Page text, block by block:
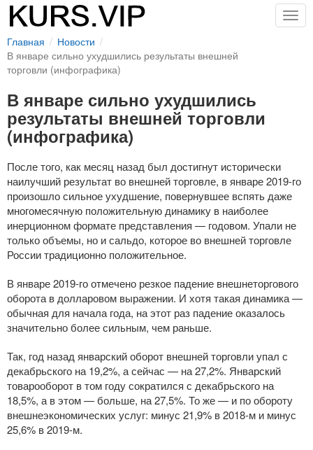
Главная
Новости
В январе сильно ухудшились результаты внешней
торговли (инфографика)
В январе сильно ухудшились
результаты внешней торговли
(инфографика)
После того, как месяц назад был достигнут исторически
наилучший результат во внешней торговле, в январе2019-го
произошло сильное ухудшение, повернувшее вспять даже
многомесячную положительную динамику в наиболее
инерционном формате представления — годовом. Упали не
только объемы, но и сальдо, которое во внешней торговле
России традиционно положительное.
В январе2019-гоотмечено резкое падение внешнеторгового
оборота в долларовом выражении. И хотя такая динамика —
обычная для начала года, на этот раз падение оказалось
значительно более сильным, чем раньше.
Так, год назад январский оборот внешней торговли упал с
декабрьского на 19,2%, а сейчас — на 27,2%. Январский
товарооборот в том году сократился с декабрьского на
18,5%, а в этом — больше, на 27,5%. То же — и по обороту
внешнеэкономических услуг: минус 21,9% в2018-м и минус
25,6% в2019-м.